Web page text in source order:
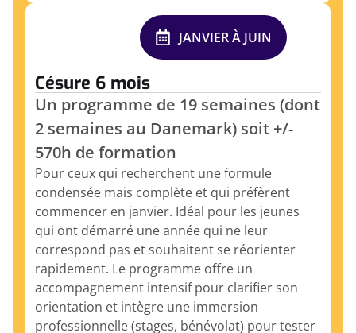
JANVIER À JUIN
Césure 6 mois
Un programme de 19 semaines (dont
2 semaines au Danemark) soit +/-
570h de formation
Pour ceux qui recherchent une formule
condensée mais complète et qui préfèrent
commencer en janvier. Idéal pour les jeunes
qui ont démarré une année qui ne leur
correspond pas et souhaitent se réorienter
rapidement. Le programme offre un
accompagnement intensif pour clarifier son
orientation et intègre une immersion
professionnelle (stages, bénévolat) pour tester